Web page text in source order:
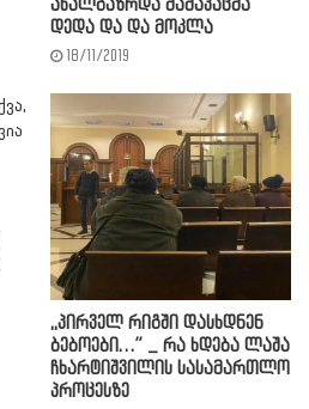
ახალგაზრდა მამაკაცმა
დედა და და მოკლა
18/11/2019
,,პირველ რიგში დასხდნენ
ბებოები…” _ რა ხდება ლაშა
ჩხარტიშვილის სასამართლო
პროცესზე